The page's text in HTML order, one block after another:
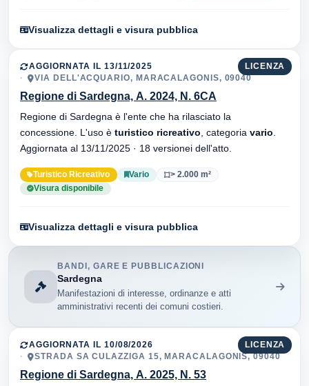
Visualizza dettagli e visura pubblica
LICENZA
AGGIORNATA IL 13/11/2025
VIA DELL'ACQUARIO, MARACALAGONIS, 09040
Regione di Sardegna, A. 2024, N. 6CA
Regione di Sardegna è l'ente che ha rilasciato la
concessione. L'uso è turistico ricreativo , categoria vario
Aggiornata al 13/11/2025 · 18 versionei dell'atto.
Turistico Ricreativo Vario
> 2.000 m²
Visura disponibile
Visualizza dettagli e visura pubblica
BANDI, GARE E PUBBLICAZIONI
Sardegna
Manifestazioni di interesse, ordinanze e atti
amministrativi recenti dei comuni costieri.
LICENZA
AGGIORNATA IL 10/08/2026
STRADA SA CULAZZIGA 15, MARACALAGONIS, 09040
Regione di Sardegna, A. 2025, N. 53